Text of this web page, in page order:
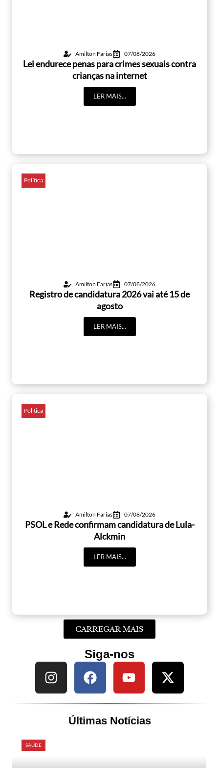
Amilton Farias 07/08/2026
Lei endurece penas para crimes sexuais contra
crianças na internet
LER MAIS...
Política
Amilton Farias 07/08/2026
Registro de candidatura 2026 vai até 15 de
agosto
LER MAIS...
Política
Amilton Farias 07/08/2026
PSOL e Rede confirmam candidatura de Lula-
Alckmin
LER MAIS...
CARREGAR MAIS
Siga-nos
Últimas Notícias
SAÚDE